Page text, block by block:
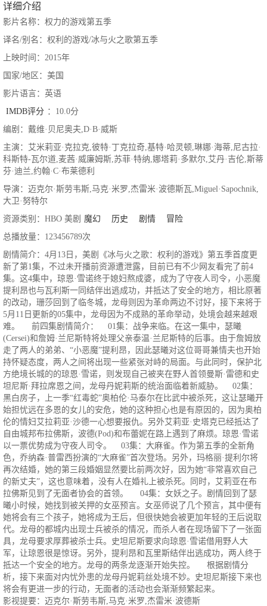
详细介绍
影片名称：权力的游戏第五季
译名/别名：权利的游戏/冰与火之歌第五季
上映时间：2015年
国家/地区：美国
影片语言：英语
IMDB评分 ：10.0分
编剧：戴维·贝尼奥夫,D·B·威斯
主演：艾米莉亚·克拉克,彼特·丁克拉奇,基特·哈灵顿,琳娜·海蒂,尼古拉·
科斯特-瓦尔道,麦茜·威廉姆斯,苏菲·特纳,娜塔莉·多默尔,艾丹·吉伦,斯蒂
芬·迪兰,约翰·C·布莱德利
导演：迈克尔·斯劳韦斯,马克·米罗,杰雷米·波德斯瓦,Miguel·Sapochnik,
大卫·努特尔
资源类别：HBO 美剧 魔幻 历史 剧情
冒险
总播放量：123456789次
剧情简介：4月13日，美剧《冰与火之歌：权利的游戏》第五季首度更
新了第1集，不过未开播前资源遭泄露，目前已有不少网友看完了前4
集。这4集中，琼恩·雪诺终于媳妇熬成婆，成为了守夜人司令，小恶魔
提利昂也与瓦利斯一同结伴出逃成功，并抵达了安全的地方，相比原著
的改动，珊莎回到了临冬城，龙母则因为革命两边不讨好，接下来将于
5月11日更新的05集中，龙母因为不成熟的革命举动，处境会越来越艰
难。 前四集剧情简介： 01集：战争来临。在这一集中，瑟曦
(Cersei)和詹姆·兰尼斯特将处理父亲泰温·兰尼斯特的后事。由于詹姆放
走了两人的弟弟、“小恶魔”提利昂，因此瑟曦对这位哥哥兼情夫也开始
持怀疑态度，两人之间将出现一些紧张对峙的局面。与此同时，保护北
方绝境长城的的琼恩·雪诺，则发现自己被夹在野人首领曼斯·雷德和史
坦尼斯·拜拉席恩之间，龙母丹妮莉斯的统治面临着新威胁。 02集：
黑白房子，上一季“红毒蛇”奥柏伦·马泰尔在比武中被杀死，这让瑟曦开
始担忧远在多恩的女儿的安危，她的这种担心也是有原因的，因为奥柏
伦的情妇艾拉莉亚·沙德一心想要报仇。另外艾莉亚·史塔克已经抵达了
自由城邦布拉佛斯，波德(Pod)和布蕾妮在路上遇到了麻烦。琼恩·雪诺
以一票优势成为守夜人司令。 03集：大麻雀。作为第五季的全新角
色，乔纳森·普雷西扮演的“大麻雀”首次登场。另外，玛格丽·提利尔将
再次结婚，她的第三段婚姻显然要比前两次好，因为她“非常喜欢自己
的新丈夫”，这也意味着，没有人在婚礼上被杀死。同时，艾莉亚在布
拉佛斯见到了无面者协会的首领。 04集：女妖之子。剧情回到了瑟
曦小时候，她找到被关押的女巫预言。女巫师说了几个预言，其中便有
她将会有三个孩子，她将成为王后，但很快她会被更加年轻的王后说取
代。龙母的都城内出现士兵被杀的情况，而杀人者在现场留下了一张面
具，龙母要求厚葬被杀士兵。史坦尼斯要求向琼恩·雪诺借用野人大
军，让琼恩很是惊讶。另外，提利昂和瓦里斯结伴出逃成功，两人终于
抵达一个安全的地方。龙母的两条龙逐渐开始失控。 根据剧情分
析，接下来面对内忧外患的龙母丹妮莉丝处境不妙。史坦尼斯接下来也
将会有更进一步的行动，无面者的活动也会渐渐频繁起来。
影视提要：迈克尔·斯劳韦斯,马克·米罗,杰雷米·波德斯